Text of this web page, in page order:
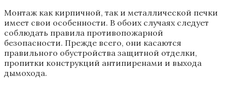
Монтаж как кирпичной, так и металлической печки
имеет свои особенности. В обоих случаях следует
соблюдать правила противопожарной
безопасности. Прежде всего, они касаются
правильного обустройства защитной отделки,
пропитки конструкций антипиренами и выхода
дымохода.